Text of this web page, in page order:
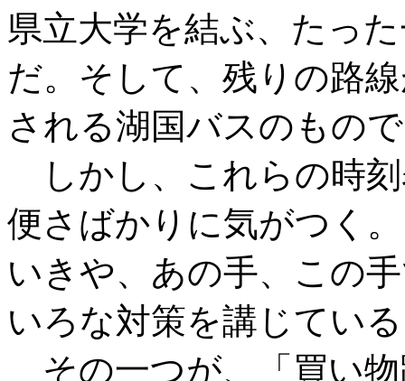
県立大学を結ぶ、たっ
だ。そして、残りの路
される湖国バスのもの
しかし、これらの時
便さばかりに気がつく
いきや、あの手、この
いろな対策を講じてい
その一つが、「買い